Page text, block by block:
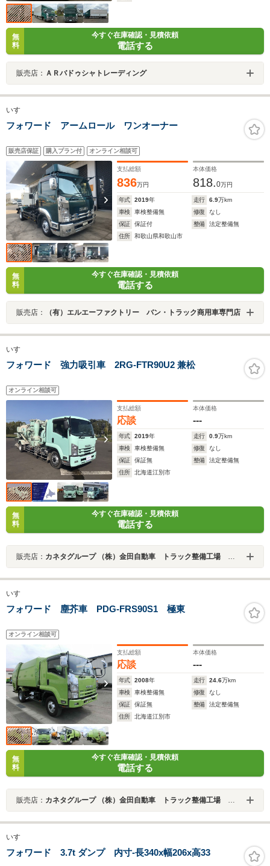
無
料
今すぐ在庫確認・見積依頼
電話する
販売店： ＡＲバドゥシャトレーディング
いすゞ
フォワード アームロール ワンオーナー
販売店保証 購入プラン付 オンライン相談可
支払総額
836万円
本体価格
818.0万円
年式 2019年 走行 6.9万km
車検
車検整備無 修復
なし
保証
保証付 整備
法定整備無
住所
和歌山県和歌山市
無
料
今すぐ在庫確認・見積依頼
電話する
販売店： （有）エルエーファクトリー バン・トラック商用車専門店
いすゞ
フォワード 強力吸引車 2RG-FTR90U2 兼松
オンライン相談可
支払総額
応談
本体価格
---
年式 2019年 走行 0.9万km
車検
車検整備無 修復
なし
保証
保証無 整備
法定整備無
住所
北海道江別市
無
料
今すぐ在庫確認・見積依頼
電話する
販売店： カネタグループ （株）金田自動車 トラック整備工場 札幌店
いすゞ
フォワード 塵芥車 PDG-FRS90S1 極東
オンライン相談可
支払総額
応談
本体価格
---
年式 2008年 走行 24.6万km
車検
車検整備無 修復
なし
保証
保証無 整備
法定整備無
住所
北海道江別市
無
料
今すぐ在庫確認・見積依頼
電話する
販売店： カネタグループ （株）金田自動車 トラック整備工場 札幌店
いすゞ
フォワード 3.7t ダンプ 内寸-長340x幅206x高33